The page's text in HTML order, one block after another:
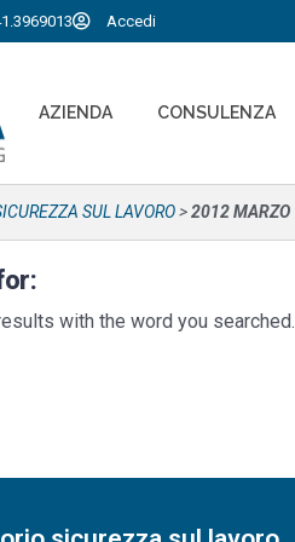
Accedi
AZIENDA CONSULENZA
SUL LAVORO>2012 MARZO
with the word you searched.